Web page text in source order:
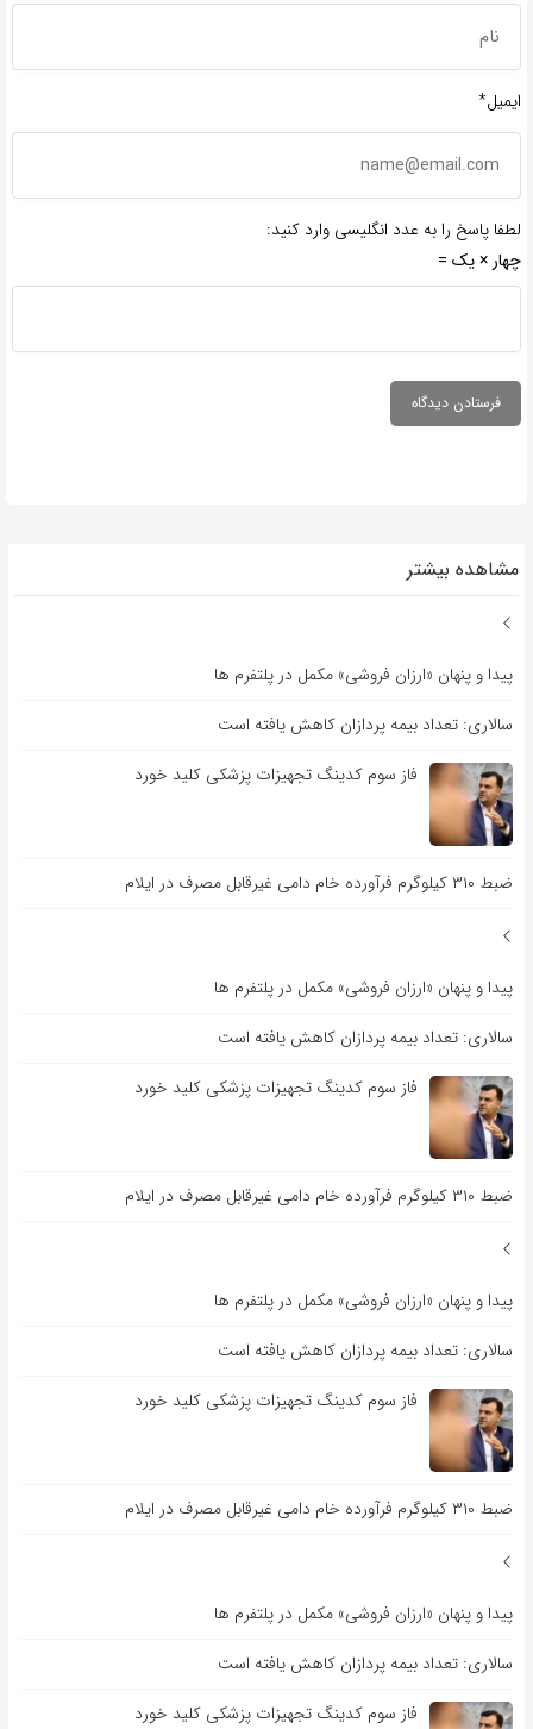
ایمیل*
لطفا پاسخ را به عدد انگلیسی وارد کنید:
چهار × یک =
مشاهده بیشتر
پیدا و پنهان «ارزان فروشی» مکمل در پلتفرم ها
سالاری: تعداد بیمه پردازان کاهش یافته است
فاز سوم کدینگ تجهیزات پزشکی کلید خورد
ضبط ۳۱۰ کیلوگرم فرآورده خام دامی غیرقابل مصرف در ایلام
پیدا و پنهان «ارزان فروشی» مکمل در پلتفرم ها
سالاری: تعداد بیمه پردازان کاهش یافته است
فاز سوم کدینگ تجهیزات پزشکی کلید خورد
ضبط ۳۱۰ کیلوگرم فرآورده خام دامی غیرقابل مصرف در ایلام
پیدا و پنهان «ارزان فروشی» مکمل در پلتفرم ها
سالاری: تعداد بیمه پردازان کاهش یافته است
فاز سوم کدینگ تجهیزات پزشکی کلید خورد
ضبط ۳۱۰ کیلوگرم فرآورده خام دامی غیرقابل مصرف در ایلام
پیدا و پنهان «ارزان فروشی» مکمل در پلتفرم ها
سالاری: تعداد بیمه پردازان کاهش یافته است
فاز سوم کدینگ تجهیزات پزشکی کلید خورد